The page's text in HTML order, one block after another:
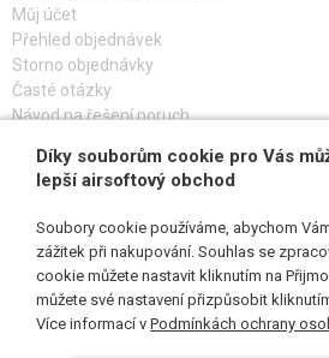
Můj účet
Přehled objednávek
Storno objednávky
Časté otázky
Návod na řešení poruch
PŘIHLAŠ SE K ODBĚRU
SLEDUJ NÁS
Díky souborům cookie pro Vás
lepší airsoftový obchod
Soubory cookie používáme, abychom
zážitek při nakupování. Souhlas se
cookie můžete nastavit kliknutím na
můžete své nastavení přizpůsobit
Více informací v Podmínkách ochrany